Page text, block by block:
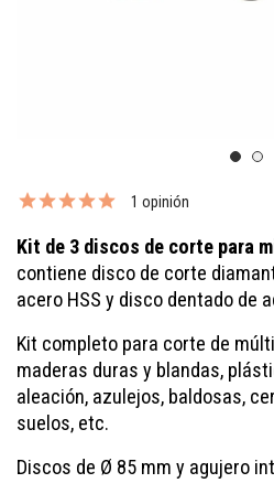
1 opinión
Kit de 3 discos de corte para
contiene disco de corte
acero HSS y disco dentado de
Kit completo para corte de
maderas duras y blandas,
aleación, azulejos, baldosas,
suelos, etc.
Discos de Ø 85 mm y agujero